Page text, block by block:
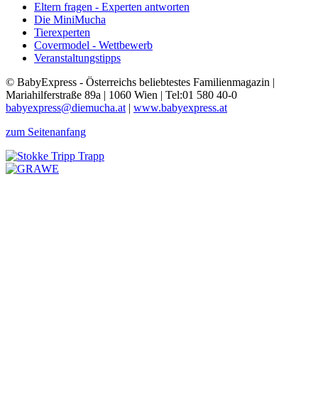
Eltern fragen - Experten antworten
Die MiniMucha
Tierexperten
Covermodel - Wettbewerb
Veranstaltungstipps
© BabyExpress - Österreichs beliebtestes Familienmagazin |
Mariahilferstraße 89a | 1060 Wien | Tel:01 580 40-0
babyexpress@diemucha.at | www.babyexpress.at
zum Seitenanfang